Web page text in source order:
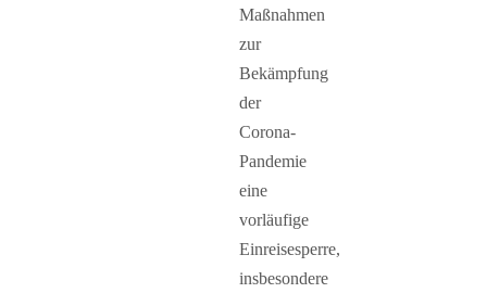
Maßnahmen
zur
Bekämpfung
der
Corona-
Pandemie
eine
vorläufige
Einreisesperre,
insbesondere